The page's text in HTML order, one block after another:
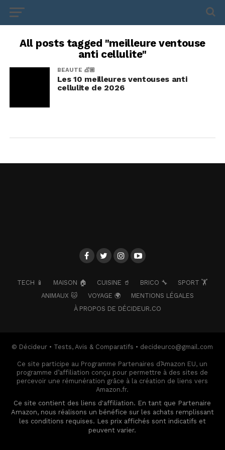
All posts tagged "meilleure ventouse
anti cellulite"
BEAUTE 💇🏼
Les 10 meilleures ventouses anti
cellulite de 2026
TECH 📱 MAISON 🏠 CUISINE 🥤 BRICO 🔧
SPORT 🏋️
ANIMAUX 🐱
VOYAGE 🌍
MENTIONS LÉGALES
À PROPOS DE DÉCIDEUR.CO
© Décideur • Tests, Avis & Comparatifs • decideurco@gmail.com
Ce site participe au Programme Partenaires d’Amazon EU, un
programme d’affiliation conçu pour permettre à des sites de
percevoir une rémunération grâce à la création de liens vers
Amazon.fr.
Ce site contient des liens d'affiliation. En tant que Partenaire
Amazon, nous réalisons un bénéfice sur les achats remplissant
les conditions requises. Les prix affichés sont indicatifs et
peuvent varier.